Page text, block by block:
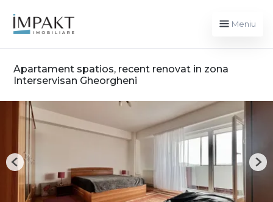
Meniu
Apartament spatios, recent renovat in zona
Interservisan Gheorgheni
Previous